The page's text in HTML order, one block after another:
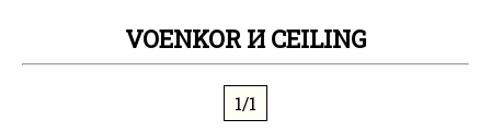
VOENKOR И CEILING
1/1